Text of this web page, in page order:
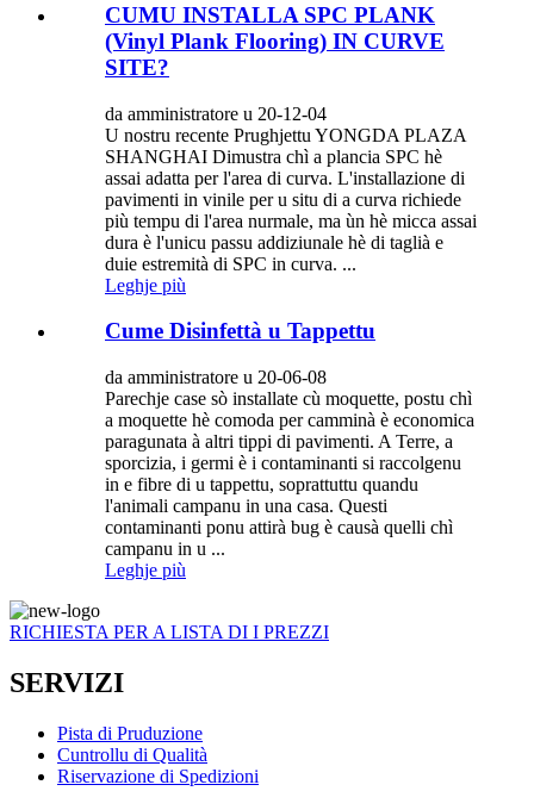
CUMU INSTALLA SPC PLANK
(Vinyl Plank Flooring) IN CURVE
SITE?
da amministratore u 20-12-04
U nostru recente Prughjettu YONGDA PLAZA
SHANGHAI Dimustra chì a plancia SPC hè
assai adatta per l'area di curva. L'installazione di
pavimenti in vinile per u situ di a curva richiede
più tempu di l'area nurmale, ma ùn hè micca assai
dura è l'unicu passu addiziunale hè di taglià e
duie estremità di SPC in curva. ...
Leghje più
Cume Disinfettà u Tappettu
da amministratore u 20-06-08
Parechje case sò installate cù moquette, postu chì
a moquette hè comoda per camminà è economica
paragunata à altri tippi di pavimenti. A Terre, a
sporcizia, i germi è i contaminanti si raccolgenu
in e fibre di u tappettu, soprattuttu quandu
l'animali campanu in una casa. Questi
contaminanti ponu attirà bug è causà quelli chì
campanu in u ...
Leghje più
RICHIESTA PER A LISTA DI I PREZZI
SERVIZI
Pista di Pruduzione
Cuntrollu di Qualità
Riservazione di Spedizioni